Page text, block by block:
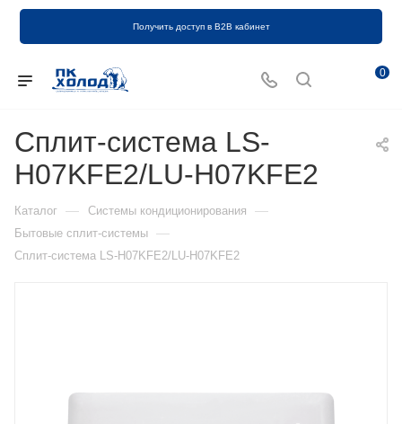
Получить доступ в B2B кабинет
0
Сплит-система LS-
H07KFE2/LU-H07KFE2
Каталог — Системы кондиционирования —
Бытовые сплит-системы —
Сплит-система LS-H07KFE2/LU-H07KFE2